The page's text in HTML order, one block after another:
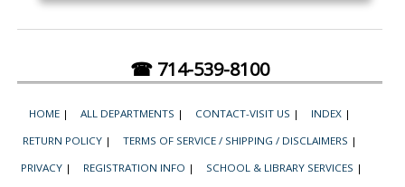
☎ 714-539-8100
HOME | ALL DEPARTMENTS | CONTACT-VISIT US | INDEX |
RETURN POLICY | TERMS OF SERVICE / SHIPPING / DISCLAIMERS |
PRIVACY | REGISTRATION INFO | SCHOOL & LIBRARY SERVICES |